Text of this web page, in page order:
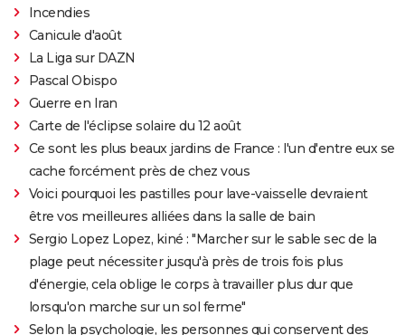
Incendies
Canicule d'août
La Liga sur DAZN
Pascal Obispo
Guerre en Iran
Carte de l'éclipse solaire du 12 août
Ce sont les plus beaux jardins de France : l'un d'entre eux se
cache forcément près de chez vous
Voici pourquoi les pastilles pour lave-vaisselle devraient
être vos meilleures alliées dans la salle de bain
Sergio Lopez Lopez, kiné : "Marcher sur le sable sec de la
plage peut nécessiter jusqu'à près de trois fois plus
d'énergie, cela oblige le corps à travailler plus dur que
lorsqu'on marche sur un sol ferme"
Selon la psychologie, les personnes qui conservent des